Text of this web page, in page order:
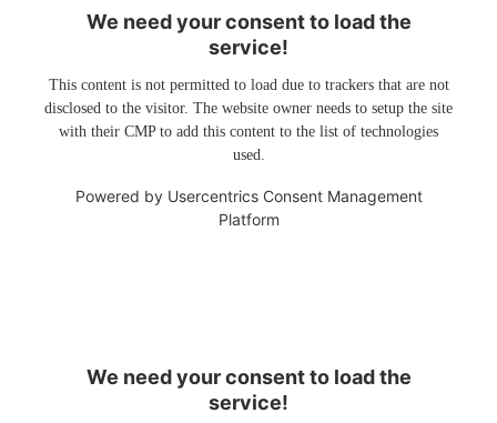
We need your consent to load the
service!
This content is not permitted to load due to trackers that are not
disclosed to the visitor. The website owner needs to setup the site
with their CMP to add this content to the list of technologies
used.
Powered by Usercentrics Consent Management
Platform
We need your consent to load the
service!